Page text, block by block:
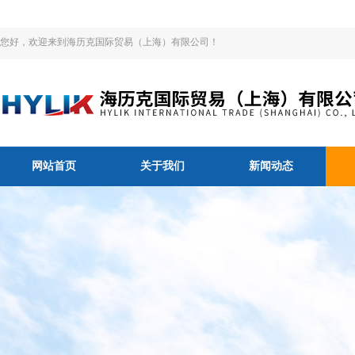
您好，欢迎来到海历克国际贸易（上海）有限公司！
网站首页 关于我们 新闻动态